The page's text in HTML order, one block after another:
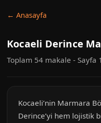
← Anasayfa
Kocaeli Derince
Toplam 54 makale -
Kocaeli’nin Marmara
Derince’yi hem lojistik